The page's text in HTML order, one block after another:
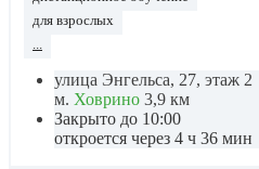
для взрослых
улица Энгельса, 27, этаж 2
м. Ховрино 3,9 км
Закрыто до 10:00
откроется через 4 ч 36 мин